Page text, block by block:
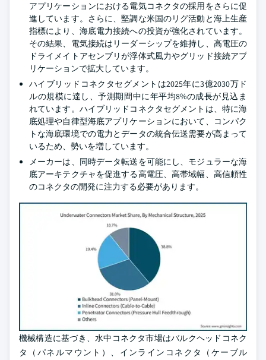
アプリケーションにおける電気コネクタの採用をさらに促
進しています。さらに、堅調な米国のリグ活動と海上生産
指標により、海底電力接続への投資が強化されています。
その結果、電気接続はリーダーシップを維持し、高電圧の
ドライメイトアセンブリが浮体式風力やグリッド接続アプ
リケーションで拡大しています。
ハイブリッドコネクタセグメントは2025年に3億2030万ド
ルの規模に達し、予測期間中に年平均8%の成長が見込ま
れています。ハイブリッドコネクタセグメントは、特に海
底処理や自律型海底アプリケーションにおいて、コンパク
トな海底環境での電力とデータの統合伝送需要が高まって
いるため、勢いを増しています。
メーカーは、同時データ転送を可能にし、モジュラーな海
底アーキテクチャを促進する高電圧、高帯域幅、高信頼性
のコネクタの開発に注力する必要があります。
機械構造に基づき、水中コネクタ市場はバルクヘッドコネク
タ（パネルマウント）、インラインコネクタ（ケーブル